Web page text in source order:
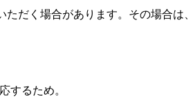
ただく場合があります。その場合は
するため。